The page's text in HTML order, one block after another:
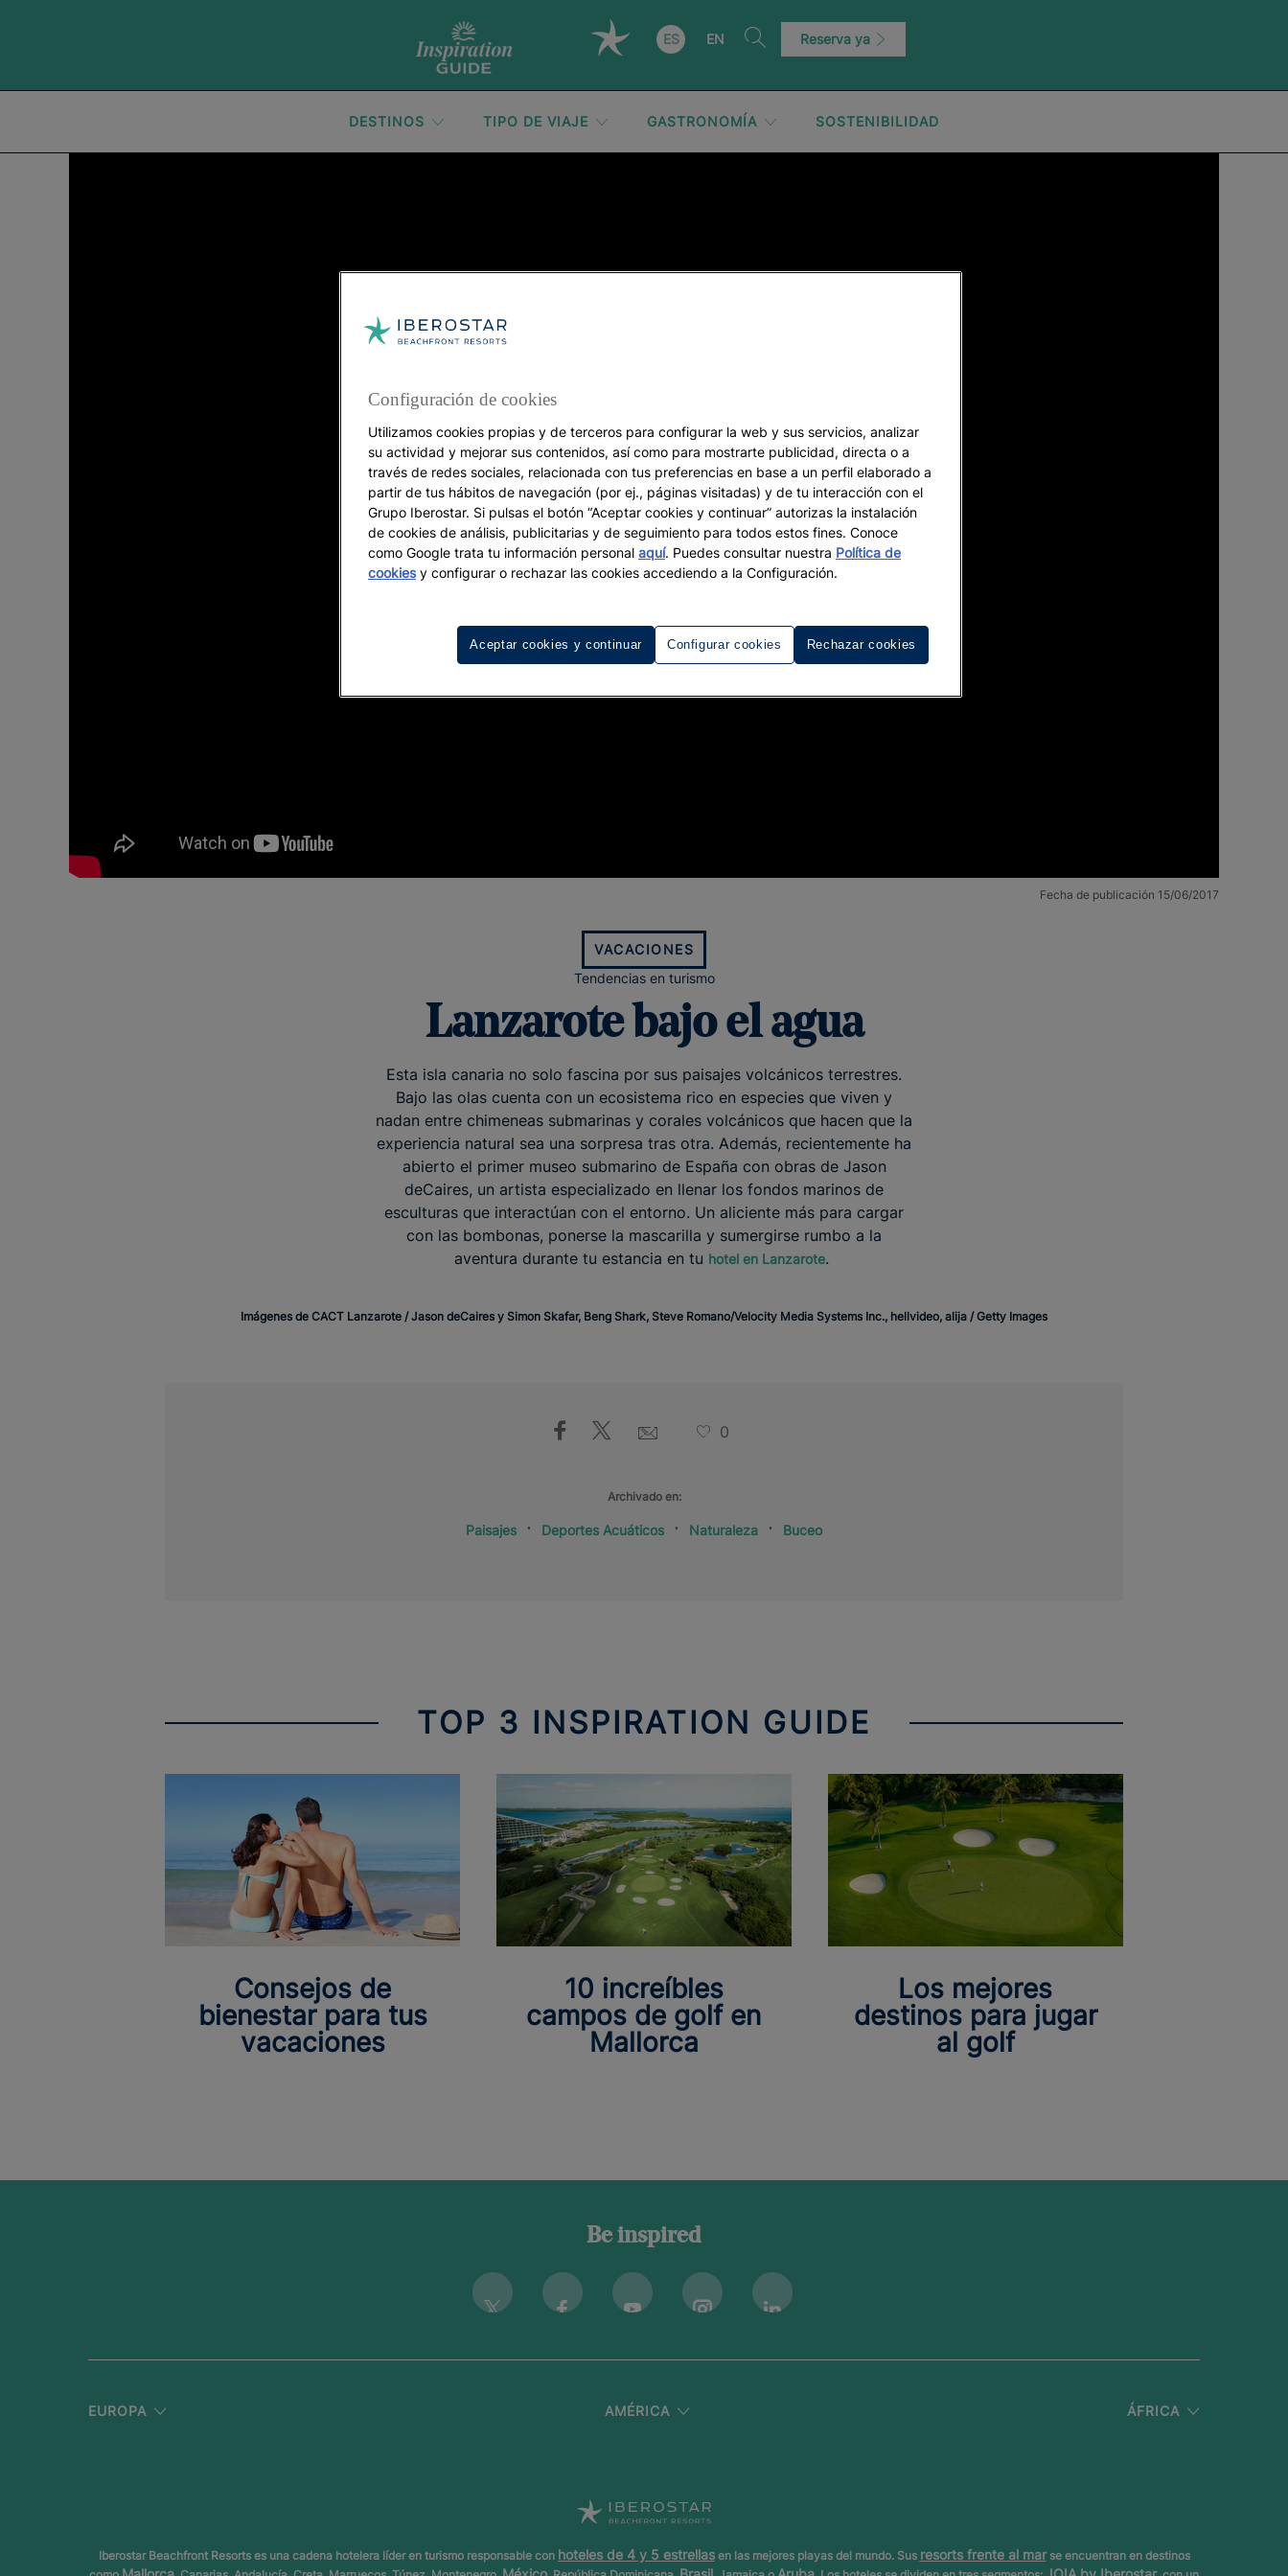
ES EN Reserva ya
DESTINOS TIPO DE VIAJE GASTRONOMÍA SOSTENIBILIDAD
Fecha de publicación 15/06/2017
VACACIONES
Tendencias en turismo
Lanzarote bajo el agua
Esta isla canaria no solo fascina por sus paisajes volcánicos terrestres.
Bajo las olas cuenta con un ecosistema rico en especies que viven y
nadan entre chimeneas submarinas y corales volcánicos que hacen que la
experiencia natural sea una sorpresa tras otra. Además, recientemente ha
abierto el primer museo submarino de España con obras de Jason
deCaires, un artista especializado en llenar los fondos marinos de
esculturas que interactúan con el entorno. Un aliciente más para cargar
con las bombonas, ponerse la mascarilla y sumergirse rumbo a la
aventura durante tu estancia en tu hotel en Lanzarote.
Imágenes de CACT Lanzarote / Jason deCaires y Simon Skafar, Beng Shark, Steve Romano/Velocity Media Systems Inc., hellvideo, alija / Getty Images
0
Archivado en:
Paisajes Deportes Acuáticos Naturaleza Buceo
TOP 3 INSPIRATION GUIDE
Consejos de
bienestar para tus
vacaciones
10 increíbles
campos de golf en
Mallorca
Los mejores
destinos para jugar
al golf
Be inspired
Twitter Facebook Youtube InstagramLinkedin
EUROPA AMÉRICA ÁFRICA
Iberostar Beachfront Resorts es una cadena hotelera líder en turismo responsable con hoteles de 4 y 5 estrellasen las mejores playas del mundo. Sus resorts frente al marse encuentran en destinos
Configuración de cookies
Utilizamos cookies propias y de terceros para configurar la web y sus servicios, analizar
su actividad y mejorar sus contenidos, así como para mostrarte publicidad, directa o a
través de redes sociales, relacionada con tus preferencias en base a un perfil elaborado a
partir de tus hábitos de navegación (por ej., páginas visitadas) y de tu interacción con el
Grupo Iberostar. Si pulsas el botón “Aceptar cookies y continuar” autorizas la instalación
de cookies de análisis, publicitarias y de seguimiento para todos estos fines. Conoce
como Google trata tu información personal aquí. Puedes consultar nuestra Política de
cookiesy configurar o rechazar las cookies accediendo a la Configuración.
Configurar cookies Rechazar cookies
Aceptar cookies y continuar